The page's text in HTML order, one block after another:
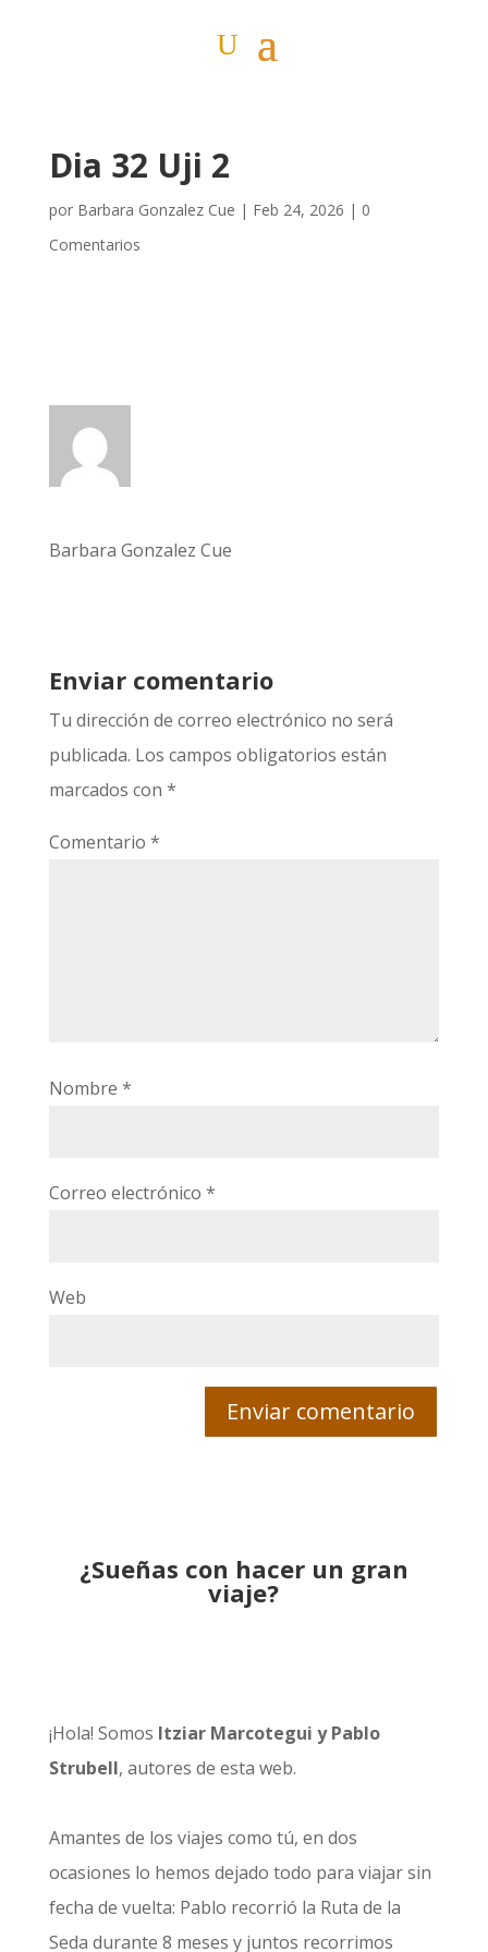
Dia 32 Uji 2
por Barbara Gonzalez Cue | Feb 24, 2026 | 0
Comentarios
Barbara Gonzalez Cue
Enviar comentario
Tu dirección de correo electrónico no será
publicada. Los campos obligatorios están
marcados con *
Comentario *
Nombre *
Correo electrónico *
Web
¿Sueñas con hacer un gran
viaje?
¡Hola! Somos Itziar Marcotegui y Pablo
Strubell, autores de esta web.
Amantes de los viajes como tú, en dos
ocasiones lo hemos dejado todo para viajar sin
fecha de vuelta: Pablo recorrió la Ruta de la
Seda durante 8 meses y juntos recorrimos